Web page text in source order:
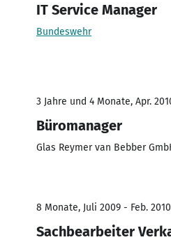
IT Service Manager
Bundeswehr
3 Jahre und 4 Monate, Apr.
Büromanager
Glas Reymer van Bebber
8 Monate, Juli 2009 - Feb. 2010
Sachbearbeiter